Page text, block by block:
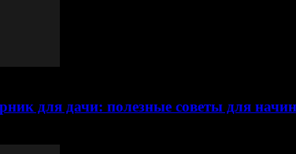
для дачи: полезные советы для